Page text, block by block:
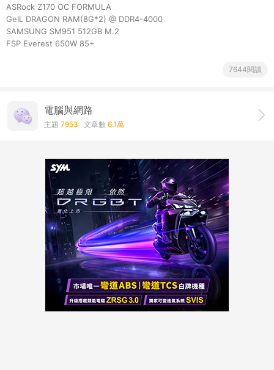
ASRock Z170 OC FORMULA
GeIL DRAGON RAM(8G*2) @ DDR4-4000
SAMSUNG SM951 512GB M.2
FSP Everest 650W 85+
7644閱讀
電腦與網路
主題 7953 文章數 6.1萬